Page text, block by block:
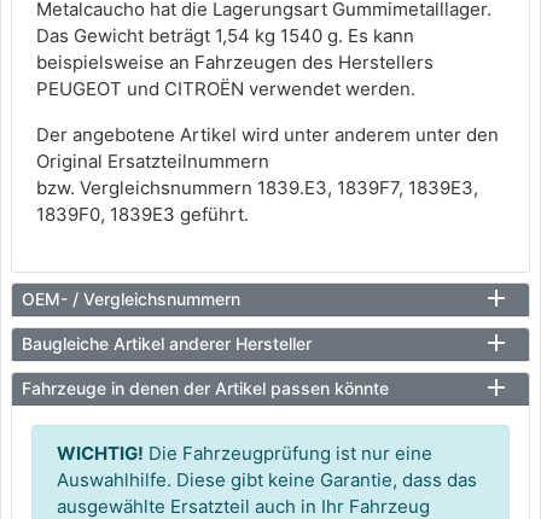
Metalcaucho hat die Lagerungsart Gummimetalllager.
Das Gewicht beträgt 1,54 kg 1540 g. Es kann
beispielsweise an Fahrzeugen des Herstellers
PEUGEOT und CITROËN verwendet werden.
Der angebotene Artikel wird unter anderem unter den
Original Ersatzteilnummern
bzw. Vergleichsnummern 1839.E3, 1839F7, 1839E3,
1839F0, 1839E3 geführt.
OEM- / Vergleichsnummern
Baugleiche Artikel anderer Hersteller
Fahrzeuge in denen der Artikel passen könnte
WICHTIG! Die Fahrzeugprüfung ist nur eine
Auswahlhilfe. Diese gibt keine Garantie, dass das
ausgewählte Ersatzteil auch in Ihr Fahrzeug